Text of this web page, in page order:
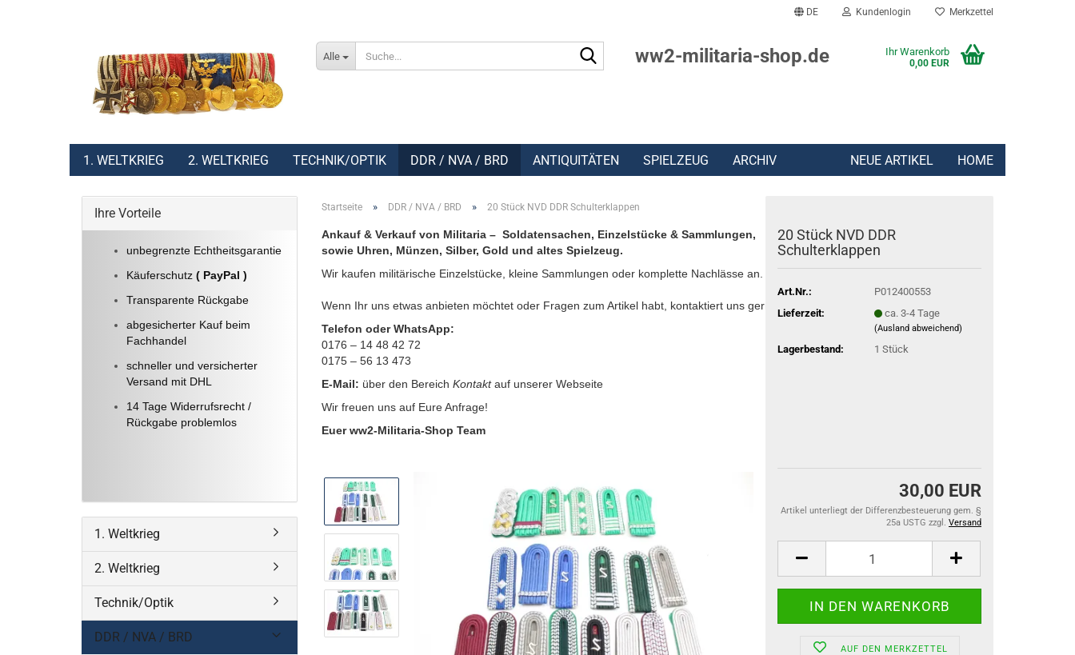
DE Kundenlogin Merkzettel
Alle ww2-militaria-shop.de Ihr Warenkorb
0,00 EUR
1. WELTKRIEG 2. WELTKRIEG TECHNIK/OPTIK DDR / NVA / BRD ANTIQUITÄTEN SPIELZEUG ARCHIV NEUE ARTIKEL HOME
Startseite » DDR / NVA / BRD » 20 Stück NVD DDR Schulterklappen
Ankauf & Verkauf von Militaria – Soldatensachen, Einzelstücke & Sammlungen,
sowie Uhren, Münzen, Silber, Gold und altes Spielzeug.
Wir kaufen militärische Einzelstücke, kleine Sammlungen oder komplette Nachlässe an.
Wenn Ihr uns etwas anbieten möchtet oder Fragen zum Artikel habt, kontaktiert uns gern:
Telefon oder WhatsApp:
0176 – 14 48 42 72
0175 – 56 13 473
E-Mail: über den Bereich Kontakt auf unserer Webseite
Wir freuen uns auf Eure Anfrage!
Euer ww2-Militaria-Shop Team
20 Stück NVD DDR
Schulterklappen
Art.Nr.:
P012400553
Lieferzeit:
ca. 3-4 Tage
(Ausland abweichend)
Lagerbestand: 1Stück
30,00 EUR
Artikel unterliegt der Differenzbesteuerung gem. §
25a USTG zzgl. Versand
AUF DEN MERKZETTEL
Ihre Vorteile
unbegrenzte Echtheitsgarantie
Käuferschutz ( PayPal )
Transparente Rückgabe
abgesicherter Kauf beim
Fachhandel
schneller und versicherter
Versand mit DHL
14 Tage Widerrufsrecht /
Rückgabe problemlos
1. Weltkrieg
2. Weltkrieg
Technik/Optik
DDR / NVA / BRD